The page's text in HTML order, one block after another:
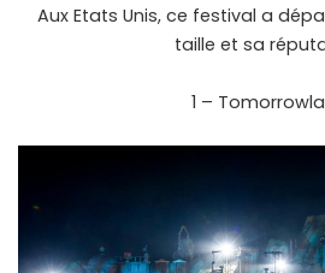
Aux Etats Unis, ce festival a
taille et sa
1 –